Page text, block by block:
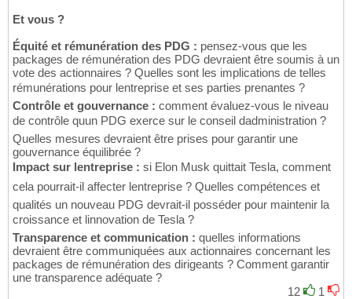
Et vous ?
Équité et rémunération des PDG : pensez-vous que les
packages de rémunération des PDG devraient être soumis à un
vote des actionnaires ? Quelles sont les implications de telles
rémunérations pour lentreprise et ses parties prenantes ?
Contrôle et gouvernance : comment évaluez-vous le niveau
de contrôle quun PDG exerce sur le conseil dadministration ?
Quelles mesures devraient être prises pour garantir une
gouvernance équilibrée ?
Impact sur lentreprise : si Elon Musk quittait Tesla, comment
cela pourrait-il affecter lentreprise ? Quelles compétences et
qualités un nouveau PDG devrait-il posséder pour maintenir la
croissance et linnovation de Tesla ?
Transparence et communication : quelles informations
devraient être communiquées aux actionnaires concernant les
packages de rémunération des dirigeants ? Comment garantir
une transparence adéquate ?
12
1